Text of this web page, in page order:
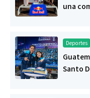
una
Deportes
Santo